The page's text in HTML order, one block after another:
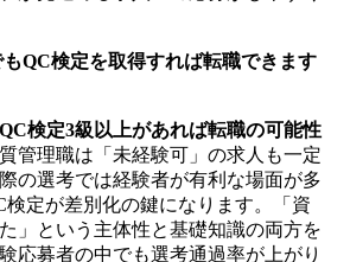
QC検定を取得すれば転職できます
検定3級以上があれば転職の可能性
管理職は「未経験可」の求人も一定
の選考では経験者が有利な場面が多
検定が差別化の鍵になります。「資
」という主体性と基礎知識の両方を
応募者の中でも選考通過率が上がり